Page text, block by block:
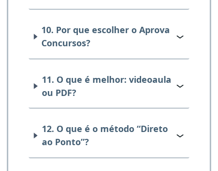
10. Por que escolher o Aprova
Concursos?
11. O que é melhor: videoaula
ou PDF?
12. O que é o método “Direto
ao Ponto”?